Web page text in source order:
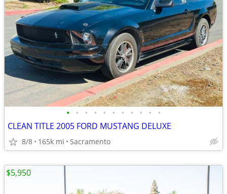
• • • • • • • • • • •
CLEAN TITLE 2005 FORD MUSTANG DELUXE
8/8 165k mi Sacramento
$5,950